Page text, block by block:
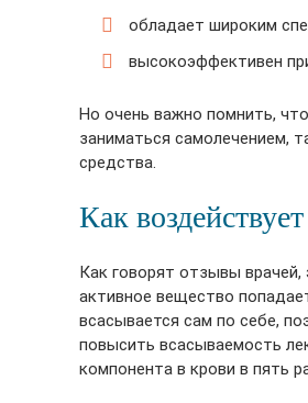
обладает широким
высокоэффективен
Но очень важно помнить,
заниматься самолечением,
средства.
Как
Как говорят отзывы
активное вещество
всасывается сам по себе,
повысить всасываемость
компонента в крови в пять